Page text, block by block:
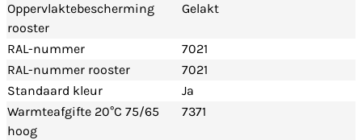
Oppervlaktebescherming
rooster
Gelakt
RAL-nummer
7021
RAL-nummer rooster
7021
Standaard kleur
Ja
Warmteafgifte 20°C 75/65
hoog
7371